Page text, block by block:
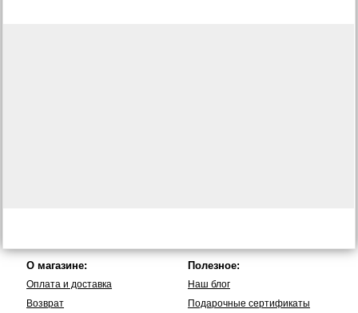
О магазине:
Оплата и доставка
Возврат
Полезное:
Наш блог
Подарочные сертификаты